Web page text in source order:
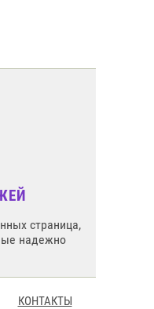
страница,
надежно
КОНТАКТЫ